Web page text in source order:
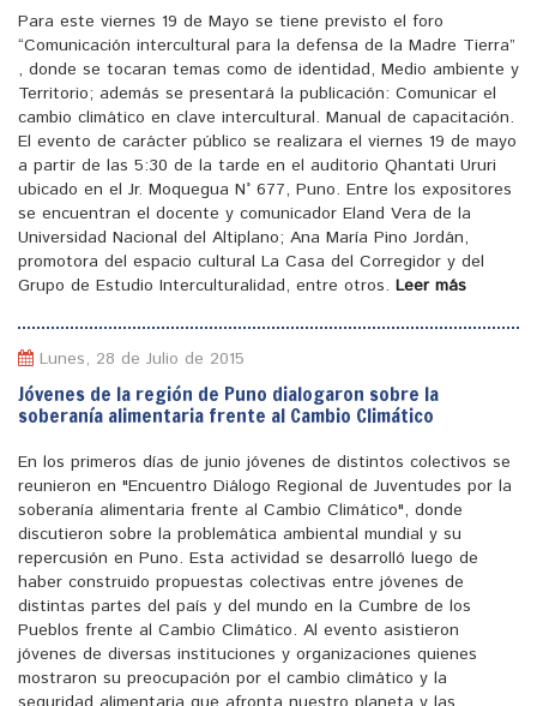
"Maestría en Religiones y culturas Andinas"
Para este viernes 19 de Mayo se tiene previsto el foro
“Comunicación intercultural para la defensa de la Madre Tierra”
, donde se tocaran temas como de identidad, Medio ambiente y
Territorio; además se presentará la publicación: Comunicar el
cambio climático en clave intercultural. Manual de capacitación.
El evento de carácter público se realizara el viernes 19 de mayo
a partir de las 5:30 de la tarde en el auditorio Qhantati Ururi
ubicado en el Jr. Moquegua N° 677, Puno. Entre los expositores
se encuentran el docente y comunicador Eland Vera de la
Universidad Nacional del Altiplano; Ana María Pino Jordán,
promotora del espacio cultural La Casa del Corregidor y del
Grupo de Estudio Interculturalidad, entre otros. Leer más
Lunes, 28 de Julio de 2015
Jóvenes de la región de Puno dialogaron sobre la
soberanía alimentaria frente al Cambio Climático
En los primeros días de junio jóvenes de distintos colectivos se
reunieron en "Encuentro Diálogo Regional de Juventudes por la
soberanía alimentaria frente al Cambio Climático", donde
discutieron sobre la problemática ambiental mundial y su
repercusión en Puno. Esta actividad se desarrolló luego de
haber construido propuestas colectivas entre jóvenes de
distintas partes del país y del mundo en la Cumbre de los
Pueblos frente al Cambio Climático. Al evento asistieron
jóvenes de diversas instituciones y organizaciones quienes
mostraron su preocupación por el cambio climático y la